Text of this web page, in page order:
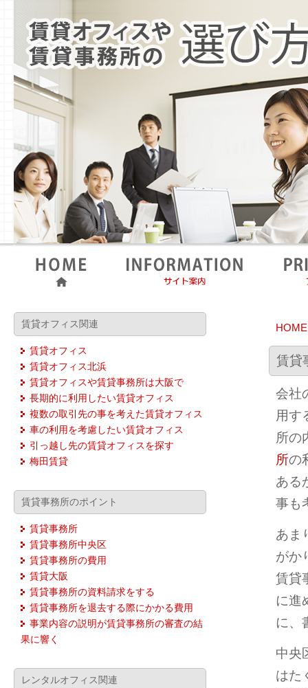
賃貸オフィス関連
賃貸オフィス
賃貸オフィス北浜
賃貸オフィスや賃貸事務所は大阪で
長期的に利用したい賃貸オフィス
複数の取引先の事を考えた賃貸オフィス
車の利用を考慮したい賃貸オフィス
引っ越し先の賃貸オフィスを探す
梅田賃貸
賃貸事務所のポイント
賃貸事務所
賃貸事務所中央区
賃貸事務所の費用
賃貸大阪
賃貸事務所の資料請求をする
賃貸事務所を退去する際にかかる費用
事業内容の説明が賃貸事務所の審査の結
果に響く
レンタルオフィス関連
HOME
賃貸
会社
用す
所の
所の
ある
事も
あま
がか
賃貸
に進
に、
中央
はた